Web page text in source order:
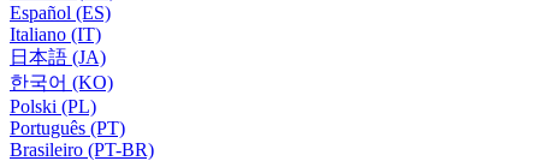
Español (ES)
Italiano (IT)
日本語 (JA)
한국어 (KO)
Polski (PL)
Português (PT)
Brasileiro (PT-BR)